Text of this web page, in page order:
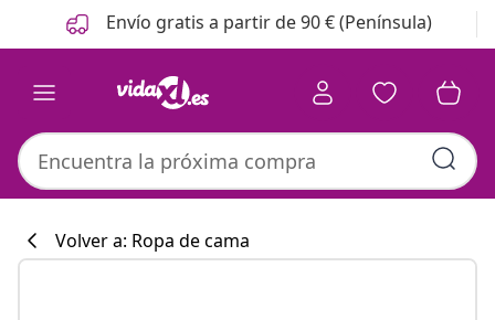
Anterior
Siguiente Envío gratis a partir de 90 € (Península)
Volver a: Ropa de cama